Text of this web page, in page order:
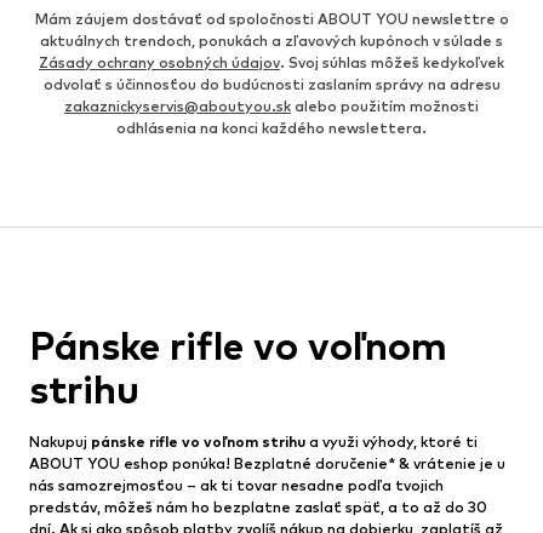
Mám záujem dostávať od spoločnosti ABOUT YOU newslettre o
aktuálnych trendoch, ponukách a zľavových kupónoch v súlade s
Zásady ochrany osobných údajov. Svoj súhlas môžeš kedykoľvek
odvolať s účinnosťou do budúcnosti zaslaním správy na adresu
zakaznickyservis@aboutyou.sk alebo použitím možnosti
odhlásenia na konci každého newslettera.
Pánske rifle vo voľnom
strihu
Nakupuj pánske rifle vo voľnom strihu a využi výhody, ktoré ti
ABOUT YOU eshop ponúka! Bezplatné doručenie* & vrátenie je u
nás samozrejmosťou – ak ti tovar nesadne podľa tvojich
predstáv, môžeš nám ho bezplatne zaslať späť, a to až do 30
dní. Ak si ako spôsob platby zvolíš nákup na dobierku, zaplatíš až